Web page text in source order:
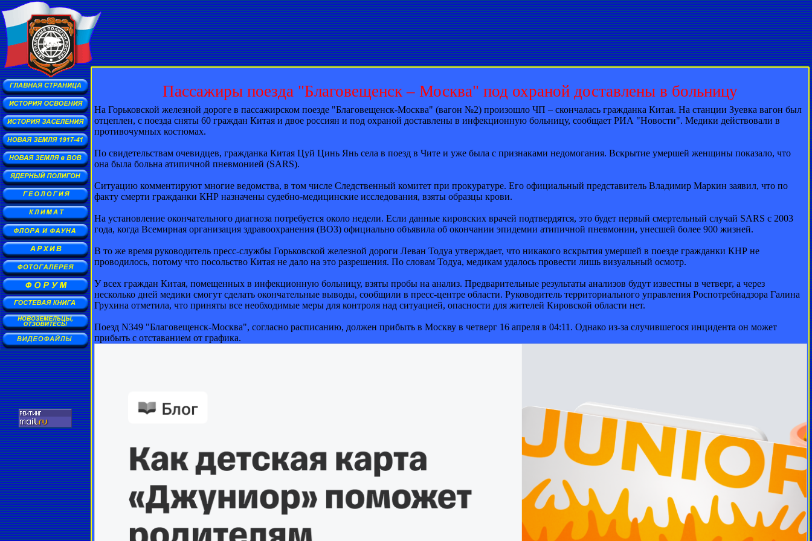
Пассажиры поезда "Благовещенск – Москва" под охраной доставлены в больницу
На Горьковской железной дороге в пассажирском поезде "Благовещенск-Москва" (вагон №2) произошло ЧП – скончалась гражданка Китая. На станции Зуевка вагон был
отцеплен, с поезда сняты 60 граждан Китая и двое россиян и под охраной доставлены в инфекционную больницу, сообщает РИА "Новости". Медики действовали в
противочумных костюмах.
По свидетельствам очевидцев, гражданка Китая Цуй Цинь Янь села в поезд в Чите и уже была с признаками недомогания. Вскрытие умершей женщины показало, что
она была больна атипичной пневмонией (SARS).
Ситуацию комментируют многие ведомства, в том числе Следственный комитет при прокуратуре. Его официальный представитель Владимир Маркин заявил, что по
факту смерти гражданки КНР назначены судебно-медицинские исследования, взяты образцы крови.
На установление окончательного диагноза потребуется около недели. Если данные кировских врачей подтвердятся, это будет первый смертельный случай SARS с 2003
года, когда Всемирная организация здравоохранения (ВОЗ) официально объявила об окончании эпидемии атипичной пневмонии, унесшей более 900 жизней.
В то же время руководитель пресс-службы Горьковской железной дороги Леван Тодуа утверждает, что никакого вскрытия умершей в поезде гражданки КНР не
проводилось, потому что посольство Китая не дало на это разрешения. По словам Тодуа, медикам удалось провести лишь визуальный осмотр.
У всех граждан Китая, помещенных в инфекционную больницу, взяты пробы на анализ. Предварительные результаты анализов будут известны в четверг, а через
несколько дней медики смогут сделать окончательные выводы, сообщили в пресс-центре области. Руководитель территориального управления Роспотребнадзора Галина
Грухина отметила, что приняты все необходимые меры для контроля над ситуацией, опасности для жителей Кировской области нет.
Поезд N349 "Благовещенск-Москва", согласно расписанию, должен прибыть в Москву в четверг 16 апреля в 04:11. Однако из-за случившегося инцидента он может
прибыть с отставанием от графика.